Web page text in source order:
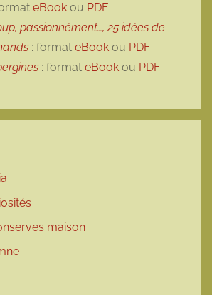
eBook ou PDF
passionnément…, 25 idées de
: format eBook ou PDF
: format eBook ou PDF
maison